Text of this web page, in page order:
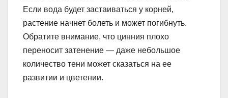
Если вода будет застаиваться у корней,
растение начнет болеть и может погибнуть.
Обратите внимание, что цинния плохо
переносит затенение — даже небольшое
количество тени может сказаться на ее
развитии и цветении.